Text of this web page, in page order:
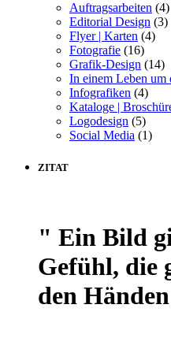
Auftragsarbeiten (4)
Editorial Design (3)
Flyer | Karten (4)
Fotografie (16)
Grafik-Design (14)
In einem Leben um
Infografiken (4)
Kataloge |
Logodesign (5)
Social Media (1)
ZITAT
" Ein Bild
Gefühl, die
den